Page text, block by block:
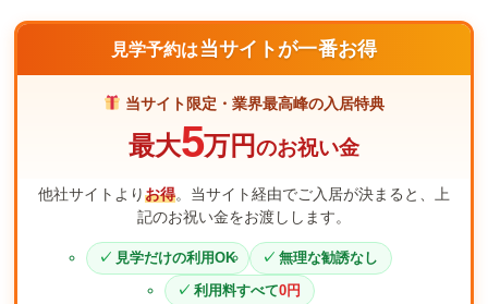
見学予約は当サイトが一番お得
当サイト限定・業界最高峰の入居特典
最大5万円のお祝い金
他社サイトよりお得。当サイト経由でご入居が決まると、上
記のお祝い金をお渡しします。
見学だけの利用OK
無理な勧誘なし
利用料すべて0円